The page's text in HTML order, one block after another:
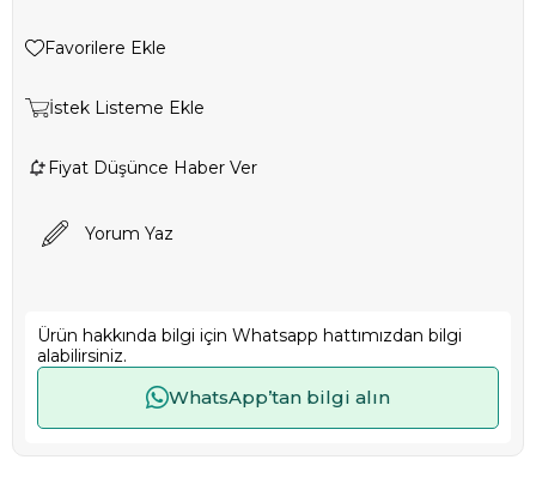
Favorilere Ekle
İstek Listeme Ekle
Fiyat Düşünce Haber Ver
Yorum Yaz
Ürün hakkında bilgi için Whatsapp hattımızdan bilgi
alabilirsiniz.
WhatsApp’tan bilgi alın